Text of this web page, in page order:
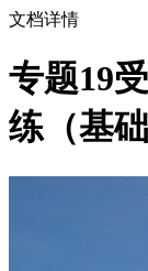
文档详情
专题19
练（基